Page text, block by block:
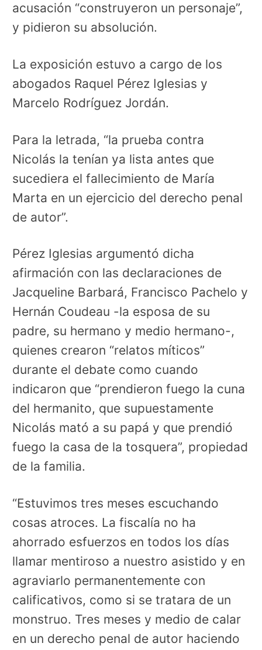
acusación “construyeron un personaje”,
y pidieron su absolución.
La exposición estuvo a cargo de los
abogados Raquel Pérez Iglesias y
Marcelo Rodríguez Jordán.
Para la letrada, “la prueba contra
Nicolás la tenían ya lista antes que
sucediera el fallecimiento de María
Marta en un ejercicio del derecho penal
de autor”.
Pérez Iglesias argumentó dicha
afirmación con las declaraciones de
Jacqueline Barbará, Francisco Pachelo y
Hernán Coudeau -la esposa de su
padre, su hermano y medio hermano-,
quienes crearon “relatos míticos”
durante el debate como cuando
indicaron que “prendieron fuego la cuna
del hermanito, que supuestamente
Nicolás mató a su papá y que prendió
fuego la casa de la tosquera”, propiedad
de la familia.
“Estuvimos tres meses escuchando
cosas atroces. La fiscalía no ha
ahorrado esfuerzos en todos los días
llamar mentiroso a nuestro asistido y en
agraviarlo permanentemente con
calificativos, como si se tratara de un
monstruo. Tres meses y medio de calar
en un derecho penal de autor haciendo